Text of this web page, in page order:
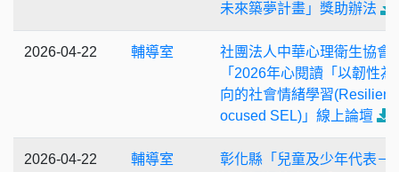
未來築夢計畫」獎助辦法
2026-04-22 輔導室
社團法人中華心理衛生協會
「2026年心閱讀「以韌性為
向的社會情緒學習
ocused SEL)」線上論壇
2026-04-22 輔導室
彰化縣「兒童及少年代表－